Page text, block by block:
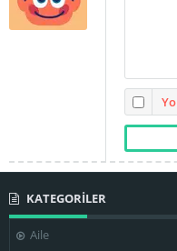
Wim Wenders
KATEGORİLER
Aile